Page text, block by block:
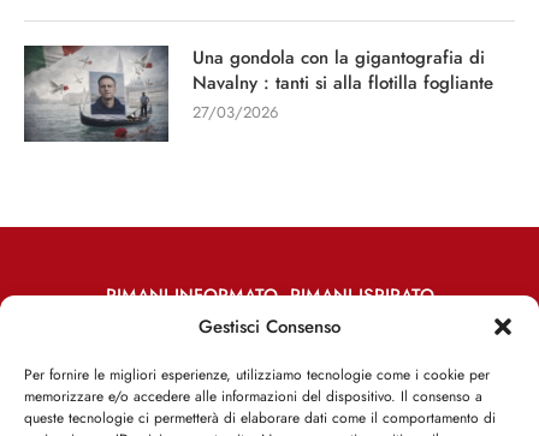
Gestisci Consenso
Per fornire le migliori esperienze, utilizziamo tecnologie come i cookie per
memorizzare e/o accedere alle informazioni del dispositivo. Il consenso a
queste tecnologie ci permetterà di elaborare dati come il comportamento di
Una gondola con la gigantografia di
Navalny : tanti si alla flotilla fogliante
27/03/2026
RIMANI INFORMATO, RIMANI ISPIRATO
Iscriviti alla Newsletter
ISCRIVITI ADESSO